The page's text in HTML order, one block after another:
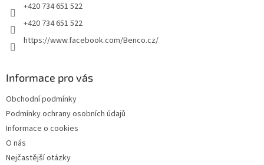
+420 734 651 522
+420 734 651 522
https://www.facebook.com/Benco.cz/
Informace pro vás
Obchodní podmínky
Podmínky ochrany osobních údajů
Informace o cookies
O nás
Nejčastější otázky